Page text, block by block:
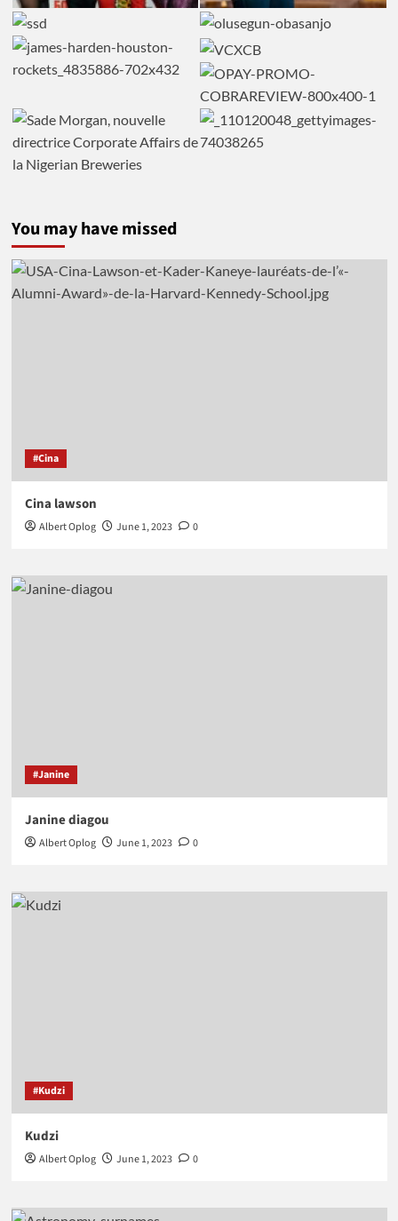
You may have missed
#Cina
Cina lawson
Albert Oplog June 1, 2023 0
#Janine
Janine diagou
Albert Oplog June 1, 2023 0
#Kudzi
Kudzi
Albert Oplog June 1, 2023 0